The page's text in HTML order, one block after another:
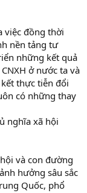
việc đồng thời
nền tảng tư
những kết quả
ở nước ta và
thực tiễn đổi
có những thay
nghĩa xã hội
và con đường
hưởng sâu sắc
Quốc, phổ